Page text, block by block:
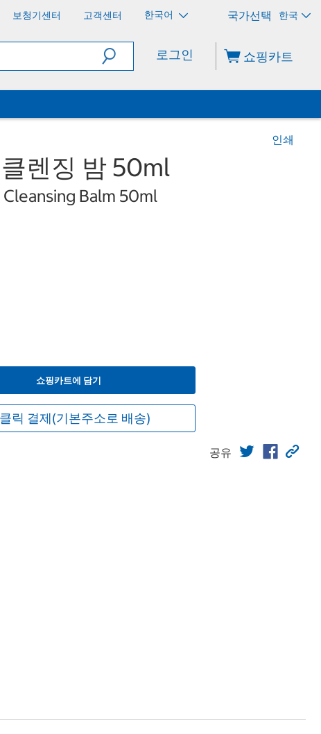
보청기센터 고객센터 한국어 한국
로그인 쇼핑카트
인쇄
렌징 밤 50ml
Balm 50ml
쇼핑카트에 담기
릭 결제(기본주소로 배송)
공유